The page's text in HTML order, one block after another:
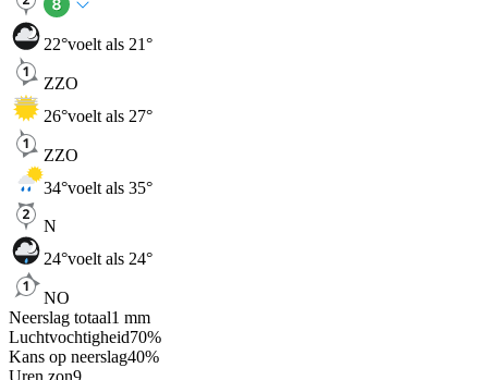
22°voelt als 21°
ZZO
26°voelt als 27°
ZZO
34°voelt als 35°
N
24°voelt als 24°
NO
Neerslag totaal1 mm
Luchtvochtigheid70%
Kans op neerslag40%
Uren zon9